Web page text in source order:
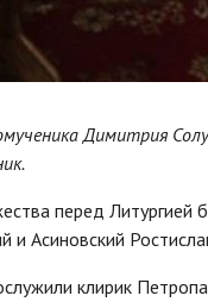
Димитрия
перед
и Асиновский
клирик